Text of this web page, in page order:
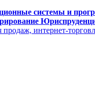
системы и
продаж, интернет-